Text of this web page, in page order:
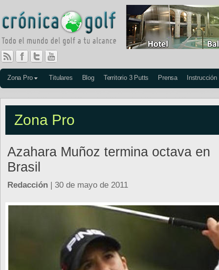
Zona Pro Titulares Blog Territorio 3 Putts Prensa Instrucción
Zona Pro
Azahara Muñoz termina octava en
Brasil
Redacción | 30 de mayo de 2011